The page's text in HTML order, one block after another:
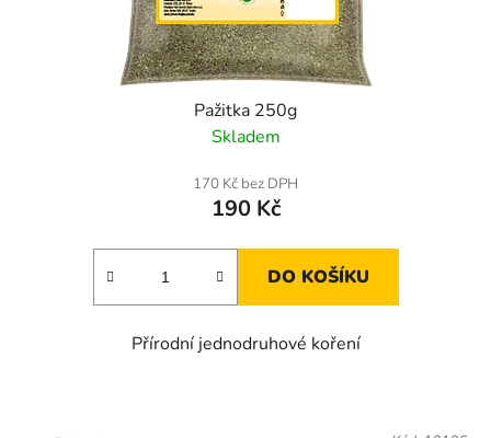
Pažitka 250g
Skladem
170 Kč bez DPH
190 Kč
DO KOŠÍKU
Přírodní jednodruhové koření